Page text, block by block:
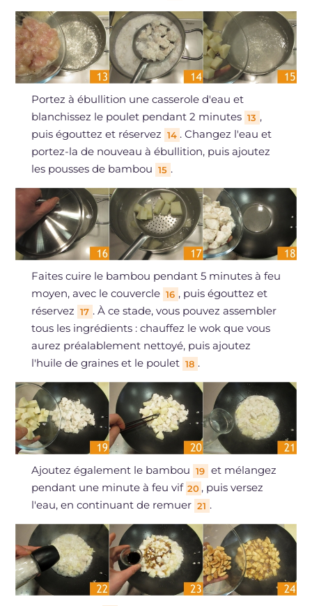
Portez à ébullition une casserole d'eau et
blanchissez le poulet pendant 2 minutes 13 ,
puis égouttez et réservez 14 . Changez l'eau et
portez-la de nouveau à ébullition, puis ajoutez
les pousses de bambou 15 .
Faites cuire le bambou pendant 5 minutes à feu
moyen, avec le couvercle 16 , puis égouttez et
réservez 17 . À ce stade, vous pouvez assembler
tous les ingrédients : chauffez le wok que vous
aurez préalablement nettoyé, puis ajoutez
l'huile de graines et le poulet 18 .
Ajoutez également le bambou 19 et mélangez
pendant une minute à feu vif 20 , puis versez
l'eau, en continuant de remuer 21 .